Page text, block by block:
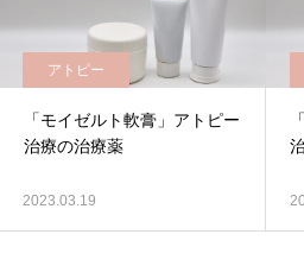
アトピー
「モイゼルト軟膏」アトピー
治療の治療薬
2023.03.19